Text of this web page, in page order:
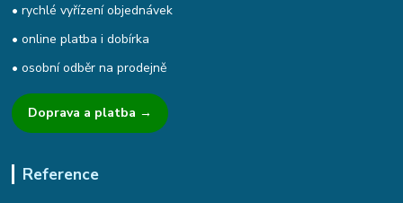
• rychlé vyřízení objednávek
• online platba i dobírka
• osobní odběr na prodejně
Doprava a platba →
Reference